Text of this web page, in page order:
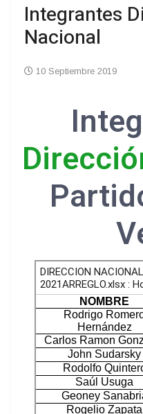
Integrantes
Nacional
10 Septiembre 2019